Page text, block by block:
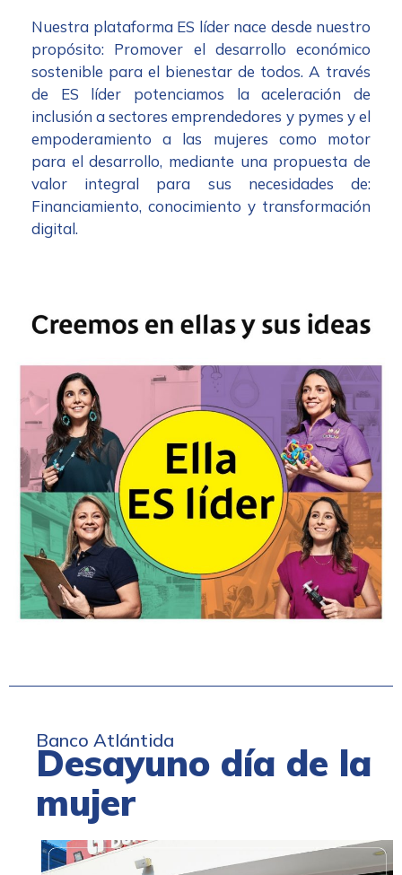
Nuestra plataforma ES líder nace desde nuestro
propósito: Promover el desarrollo económico
sostenible para el bienestar de todos. A través
de ES líder potenciamos la aceleración de
inclusión a sectores emprendedores y pymes y el
empoderamiento a las mujeres como motor
para el desarrollo, mediante una propuesta de
valor integral para sus necesidades de:
Financiamiento, conocimiento y transformación
digital.
Banco Atlántida
Desayuno día de la
mujer